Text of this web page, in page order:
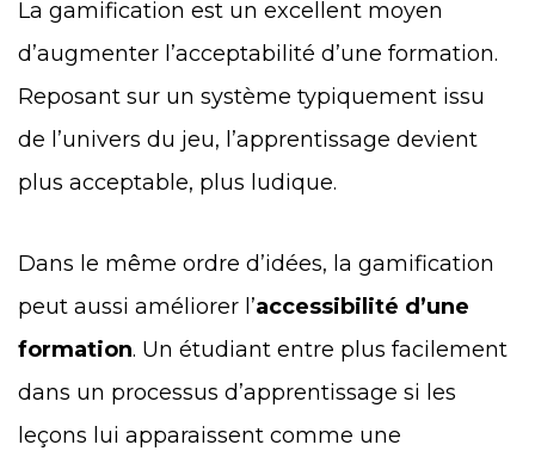
La gamification est un excellent moyen
d’augmenter l’acceptabilité d’une formation.
Reposant sur un système typiquement issu
de l’univers du jeu, l’apprentissage devient
plus acceptable, plus ludique.
Dans le même ordre d’idées, la gamification
peut aussi améliorer l’accessibilité d’une
formation. Un étudiant entre plus facilement
dans un processus d’apprentissage si les
leçons lui apparaissent comme une